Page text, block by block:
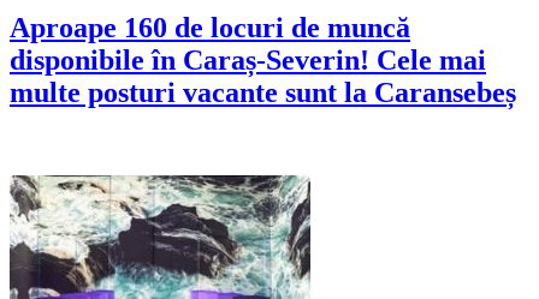
Aproape 160 de locuri de muncă
disponibile în Caraș-Severin! Cele mai
multe posturi vacante sunt la Caransebeș